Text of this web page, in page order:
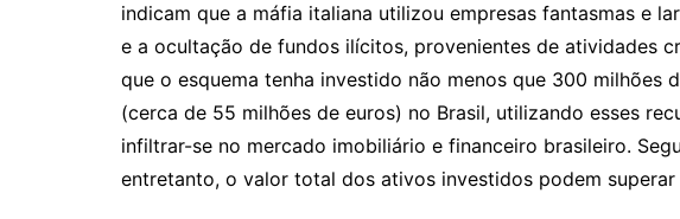
indicam que a máfia italiana utilizou empresas fantasmas e
e a ocultação de fundos ilícitos, provenientes de atividades
que o esquema tenha investido não menos que 300 milhões
(cerca de 55 milhões de euros) no Brasil, utilizando esses
infiltrar-se no mercado imobiliário e financeiro brasileiro.
entretanto, o valor total dos ativos investidos podem superar